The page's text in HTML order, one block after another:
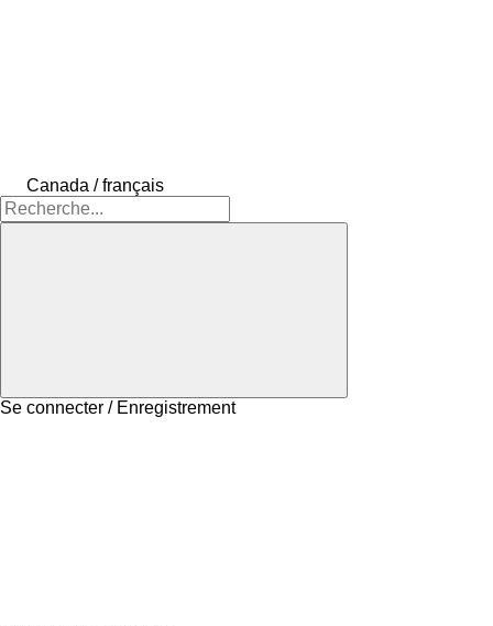
Canada / français
Se connecter / Enregistrement